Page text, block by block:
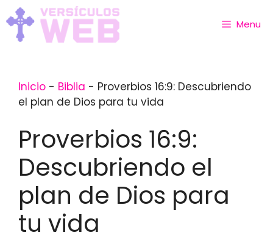
Skip
to
content
Menu
Inicio - Biblia - Proverbios 16:9: Descubriendo
el plan de Dios para tu vida
Proverbios 16:9:
Descubriendo el
plan de Dios para
tu vida